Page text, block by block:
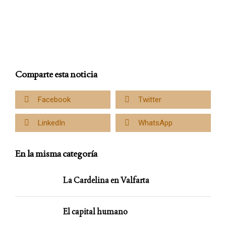
Comparte esta noticia
Facebook Twitter
LinkedIn WhatsApp
En la misma categoría
La Cardelina en Valfarta
El capital humano